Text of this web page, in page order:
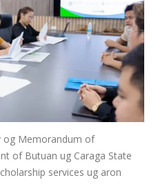
og Memorandum of
of Butuan ug Caraga State
services ug aron